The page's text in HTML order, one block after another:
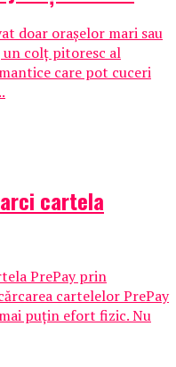
doar orașelor mari sau
un colț pitoresc al
care pot cuceri
cartela
PrePay prin
cartelelor PrePay
puțin efort fizic. Nu